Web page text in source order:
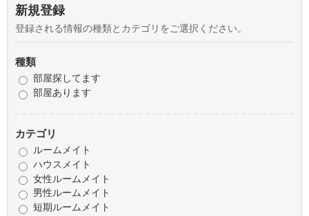
新規登録
登録される情報の種類とカテゴリをご選択ください。
種類
部屋探してます
部屋あります
カテゴリ
ルームメイト
ハウスメイト
女性ルームメイト
男性ルームメイト
短期ルームメイト